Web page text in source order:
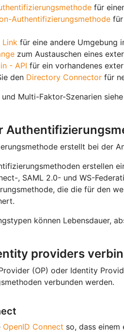
für
Authentifizierungsmethode
Link für eine andere Umgebung
zum Austauschen eines
- API für ein vorhandenes
den Directory Connector für
Multi-Faktor-Szenarien siehe
erstellt bei der
erstellen
, SAML 2.0- und WS-
die die für den
können Lebensdauer,
providers
(OP) oder Identity
verbunden werden.
OpenID Connect so, dass